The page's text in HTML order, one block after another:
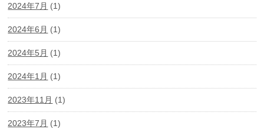
2024年7月 (1)
2024年6月 (1)
2024年5月 (1)
2024年1月 (1)
2023年11月 (1)
2023年7月 (1)